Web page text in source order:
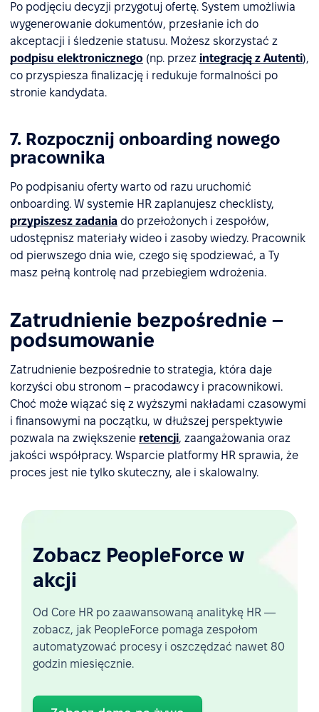
Po podjęciu decyzji przygotuj ofertę. System umożliwia
wygenerowanie dokumentów, przesłanie ich do
akceptacji i śledzenie statusu. Możesz skorzystać z
podpisu elektronicznego (np. przez integrację z Autenti),
co przyspiesza finalizację i redukuje formalności po
stronie kandydata.
7. Rozpocznij onboarding nowego
pracownika
Po podpisaniu oferty warto od razu uruchomić
onboarding. W systemie HR zaplanujesz checklisty,
przypiszesz zadania do przełożonych i zespołów,
udostępnisz materiały wideo i zasoby wiedzy. Pracownik
od pierwszego dnia wie, czego się spodziewać, a Ty
masz pełną kontrolę nad przebiegiem wdrożenia.
Zatrudnienie bezpośrednie –
podsumowanie
Zatrudnienie bezpośrednie to strategia, która daje
korzyści obu stronom – pracodawcy i pracownikowi.
Choć może wiązać się z wyższymi nakładami czasowymi
i finansowymi na początku, w dłuższej perspektywie
pozwala na zwiększenie retencji, zaangażowania oraz
jakości współpracy. Wsparcie platformy HR sprawia, że
proces jest nie tylko skuteczny, ale i skalowalny.
Zobacz PeopleForce w
akcji
Od Core HR po zaawansowaną analitykę HR —
zobacz, jak PeopleForce pomaga zespołom
automatyzować procesy i oszczędzać nawet 80
godzin miesięcznie.